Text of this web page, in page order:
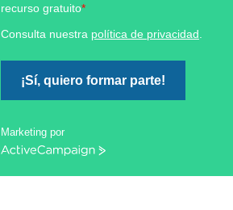
recurso gratuito*
Consulta nuestra política de privacidad
¡Sí, quiero formar parte!
Marketing por
ActiveCampaign